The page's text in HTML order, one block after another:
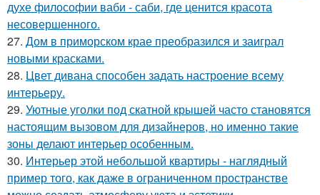
духе философии ваби - саби, где ценится красота
несовершенного.
27. Дом в приморском крае преобразился и заиграл
новыми красками.
28. Цвет дивана способен задать настроение всему
интерьеру.
29. Уютные уголки под скатной крышей часто становятся
настоящим вызовом для дизайнеров, но именно такие
зоны делают интерьер особенным.
30. Интерьер этой небольшой квартиры - наглядный
пример того, как даже в ограниченном пространстве